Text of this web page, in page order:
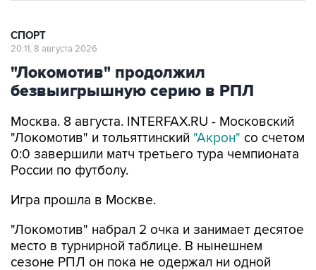
СПОРТ
20:11, 8 августа 2026
"Локомотив" продолжил
безвыигрышную серию в РПЛ
Москва. 8 августа. INTERFAX.RU - Московский
"Локомотив" и тольяттинский "Акрон" со счетом
0:0 завершили матч третьего тура чемпионата
России по футболу.
Игра прошла в Москве.
"Локомотив" набрал 2 очка и занимает десятое
место в турнирной таблице. В нынешнем
сезоне РПЛ он пока не одержал ни одной